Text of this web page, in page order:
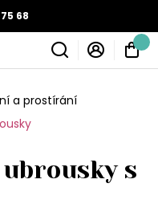
68
a prostírání
s